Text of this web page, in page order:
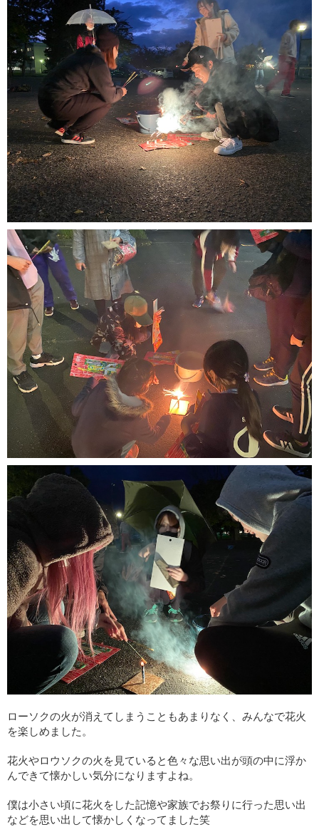
ローソクの火が消えてしまうこともあまりなく、みんなで花火
を楽しめました。
花火やロウソクの火を見ていると色々な思い出が頭の中に浮か
んできて懐かしい気分になりますよね。
僕は小さい頃に花火をした記憶や家族でお祭りに行った思い出
などを思い出して懐かしくなってました笑